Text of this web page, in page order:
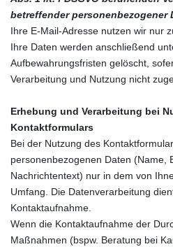
betreffender personenbezogener
Ihre E-Mail-Adresse nutzen wir nur
Ihre Daten werden anschließend
Aufbewahrungsfristen gelöscht,
Verarbeitung und Nutzung nicht
Erhebung und Verarbeitung bei
Kontaktformulars
Bei der Nutzung des
personenbezogenen Daten (Name,
Nachrichtentext) nur in dem von
Umfang. Die Datenverarbeitung
Kontaktaufnahme.
Wenn die Kontaktaufnahme der
Maßnahmen (bspw. Beratung bei